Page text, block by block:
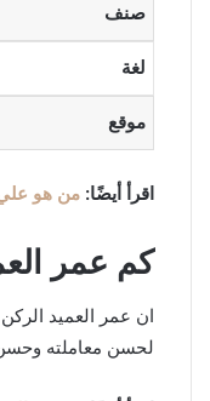
صنف
لغة
موقع
اقرأ أيضًا: من هو علي
كم عمر
ان عمر العميد
لحسن معاملته